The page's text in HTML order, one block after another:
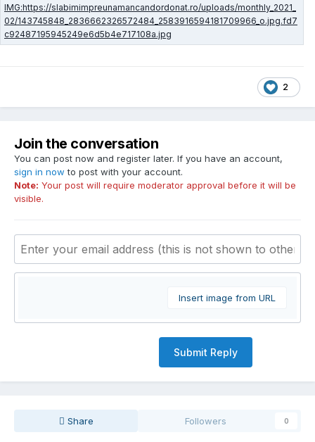
2
Join the conversation
You can post now and register later. If you have an account,
sign in now to post with your account.
Note: Your post will require moderator approval before it will be
visible.
Insert image from URL
Submit Reply
Share Followers 0